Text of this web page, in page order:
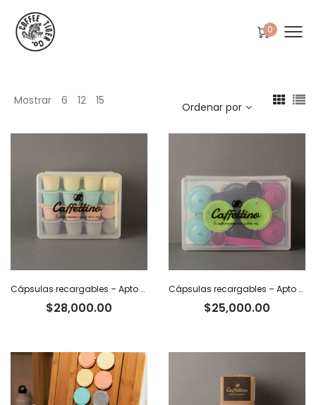
0
Mostrar 6 12 15 Ordenar por
Cápsulas recargables – Apto Nespresso x 12
$28,000.00
Cápsulas recargables – Apto Dolce Gusto x 8
$25,000.00